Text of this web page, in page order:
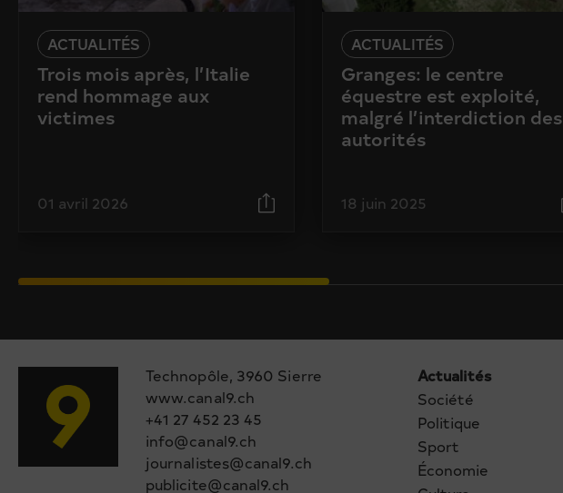
ACTUALITÉS
Trois mois après, l’Italie
rend hommage aux
victimes
01 avril 2026
ACTUALITÉS
Granges: le centre
équestre est exploité,
malgré l’interdiction des
autorités
18 juin 2025
Technopôle, 3960 Sierre
www.canal9.ch
+41 27 452 23 45
info@canal9.ch
journalistes@canal9.ch
publicite@canal9.ch
Actualités
Société
Politique
Sport
Économie